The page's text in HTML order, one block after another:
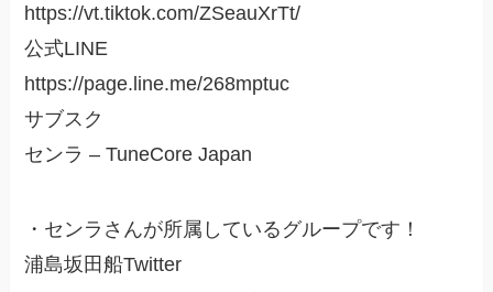
https://vt.tiktok.com/ZSeauXrTt/
公式LINE
https://page.line.me/268mptuc
サブスク
センラ – TuneCore Japan
・センラさんが所属しているグループです！
浦島坂田船Twitter